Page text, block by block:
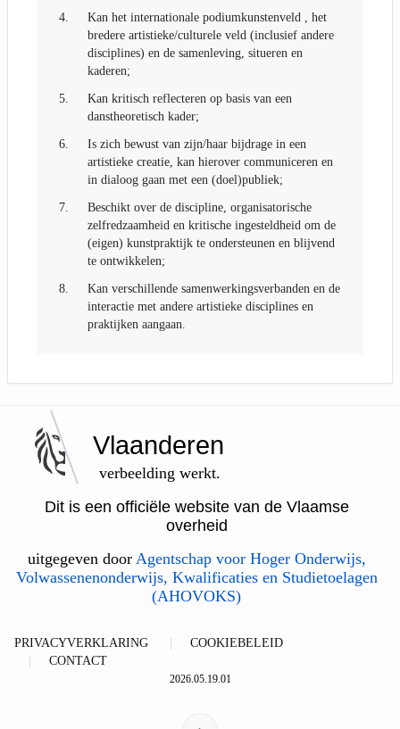
4.
Kan het internationale podiumkunstenveld , het
bredere artistieke/culturele veld (inclusief andere
disciplines) en de samenleving, situeren en
kaderen;
5.
Kan kritisch reflecteren op basis van een
danstheoretisch kader;
6.
Is zich bewust van zijn/haar bijdrage in een
artistieke creatie, kan hierover communiceren en
in dialoog gaan met een (doel)publiek;
7.
Beschikt over de discipline, organisatorische
zelfredzaamheid en kritische ingesteldheid om de
(eigen) kunstpraktijk te ondersteunen en blijvend
te ontwikkelen;
8.
Kan verschillende samenwerkingsverbanden en de
interactie met andere artistieke disciplines en
praktijken aangaan.
Vlaanderen
verbeelding werkt.
Dit is een officiële website van de Vlaamse
overheid
uitgegeven door Agentschap voor Hoger Onderwijs,
Volwassenenonderwijs, Kwalificaties en Studietoelagen
(AHOVOKS)
PRIVACYVERKLARING
COOKIEBELEID
CONTACT
2026.05.19.01